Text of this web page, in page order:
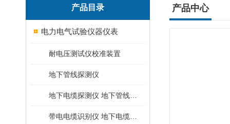
产品目录
电力电气试验仪器仪表
耐电压测试仪校准装置
地下管线探测仪
产品中心